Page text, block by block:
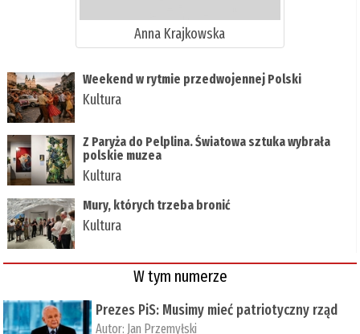
Anna Krajkowska
Weekend w rytmie przedwojennej Polski
Kultura
Z Paryża do Pelplina. Światowa sztuka wybrała
polskie muzea
Kultura
Mury, których trzeba bronić
Kultura
W tym numerze
Prezes PiS: Musimy mieć patriotyczny rząd
Autor: Jan Przemyłski